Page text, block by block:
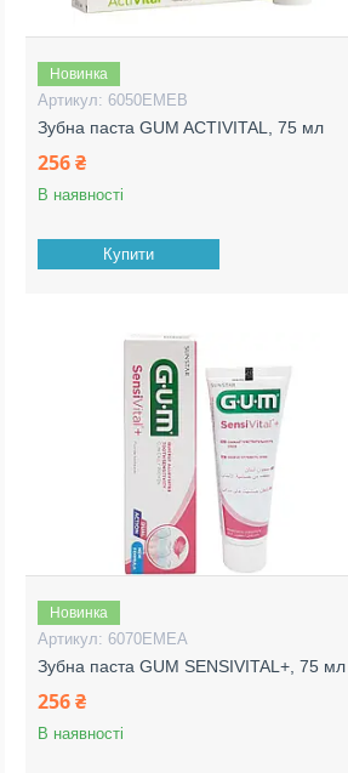
Новинка
6050EMEB
Зубна паста GUM ACTIVITAL, 75 мл
256 ₴
В наявності
Купити
Новинка
6070EMEA
Зубна паста GUM SENSIVITAL+, 75 мл
256 ₴
В наявності